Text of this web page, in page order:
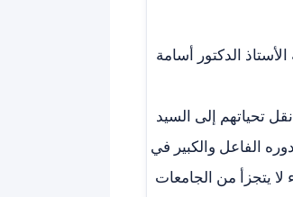
الدكتور أسامة
تحياتهم إلى السيد
الفاعل والكبير في
يتجزأ من الجامعات